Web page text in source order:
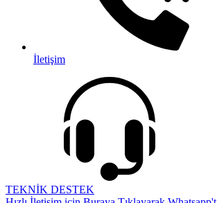
İletişim
TEKNİK DESTEK